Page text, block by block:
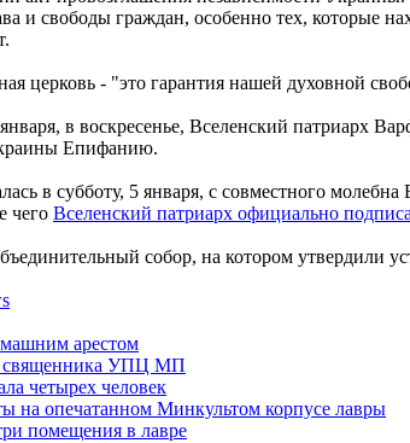
и свободы граждан, особенно тех, которые
церковь - "это гарантия нашей духовной
в воскресенье, Вселенский патриарх
Епифанию.
в субботу, 5 января, с совместного
чего Вселенский патриарх официально
собор, на котором утвердили
арестом
у священника УПЦ МП
четырех человек
опечатанном Минкультом корпусе лавры
помещения в лавре